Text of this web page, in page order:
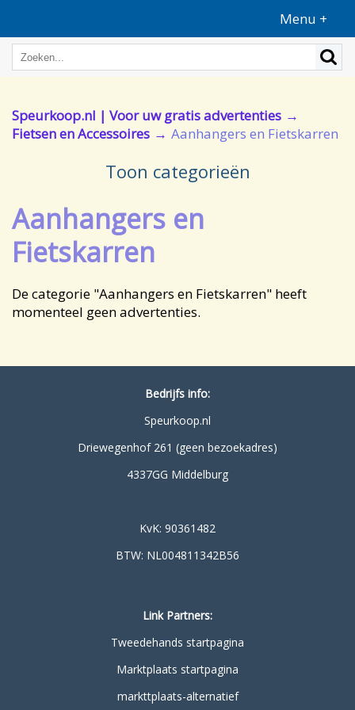
Menu +
Speurkoop.nl | Voor uw gratis advertenties
Fietsen en Accessoires
Aanhangers en Fietskarren
Toon categorieën
Aanhangers en
Fietskarren
De categorie "Aanhangers en Fietskarren" heeft
momenteel geen advertenties.
Bedrijfs info:
Speurkoop.nl
Driewegenhof 261 (geen bezoekadres)
4337GG Middelburg
KvK: 90361482
BTW: NL004811342B56
Link Partners:
Tweedehands startpagina
Marktplaats startpagina
markttplaats-alternatief